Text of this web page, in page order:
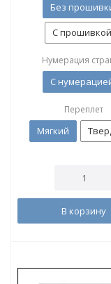
Без
С прошивкой
Нумерация
С
Переплет
Мягкий
В корзину